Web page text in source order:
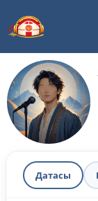
Датасы